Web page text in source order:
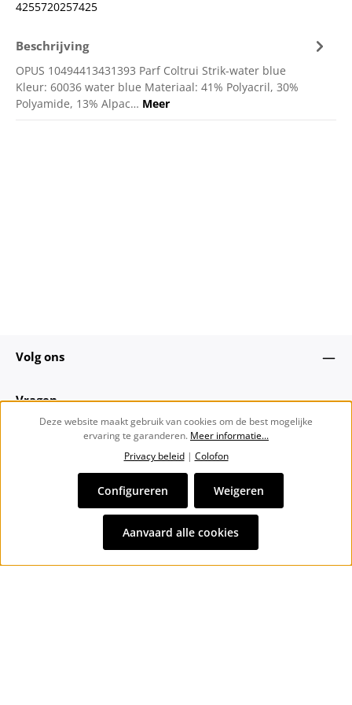
4255720257425
Beschrijving
OPUS 10494413431393 Parf Coltrui Strik-water blue
Kleur: 60036 water blue Materiaal: 41% Polyacril, 30%
Polyamide, 13% Alpac… Meer
Volg ons
Vragen
Alle prijzen incl. btw plusverzendkosten
bezorgkosten, indien niet anders vermeld.
Deze website maakt gebruik van cookies om de best mogelijke
ervaring te garanderen. Meer informatie...
Privacy beleid| Colofon
Weigeren
Configureren
Aanvaard alle cookies